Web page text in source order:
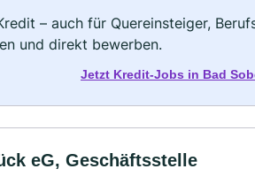
– auch für Quereinsteiger,
und direkt bewerben.
Jetzt Kredit-Jobs in Bad
eG, Geschäftsstelle